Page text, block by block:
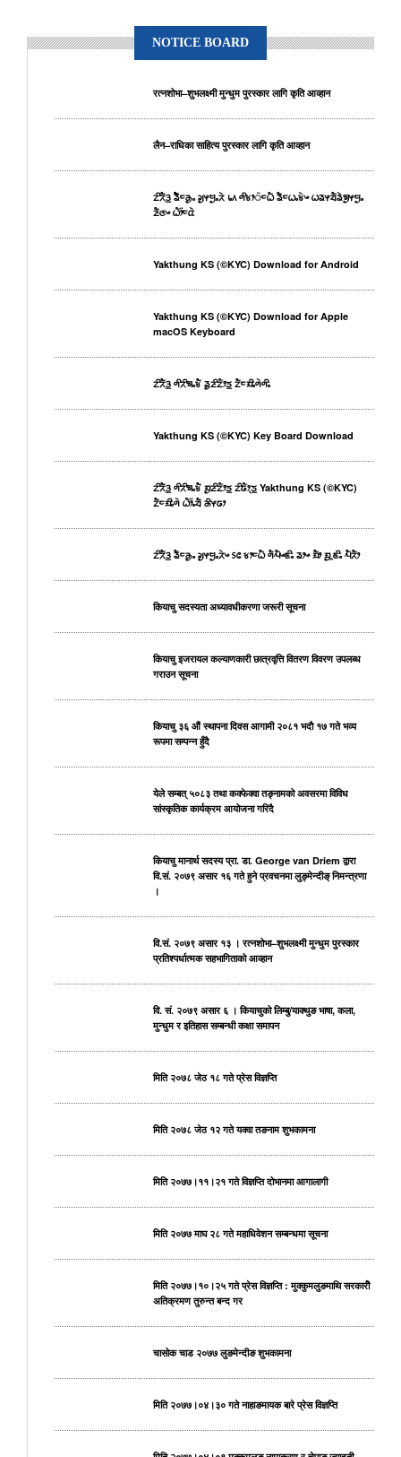
NOTICE BOARD
रत्नशोभा–शुभलक्ष्मी मुन्धुम पुरस्कार लागि कृति आव्हान
लैन–राधिका साहित्य पुरस्कार लागि कृति आव्हान
ᤁᤡᤖᤠᤋ᤻ ᤕᤠᤠᤰᤌᤢᤱ ᤆᤢᤶᤗᤢᤱᤖᤧ ᥇᥈ ᤛᤡᤃᤣ᤺ᤰᤐᤠ ᤕᤠᤰᤐᤱᤃᤧᤴ ᤐᤕᤶᤔᤠᤕᤧᤈᤢᤶᤗᤢᤱ
ᤏᤠᤜᤴ ᤐᤥ᤺ᤰᤂᤧ
Yakthung KS (©KYC) Download for Android
Yakthung KS (©KYC) Download for Apple
macOS Keyboard
ᤁᤡᤖᤠᤋ᤻ ᤛᤡᤖᤡᤈᤱᤃᤠ ᤕᤢᤏᤡᤁᤥᤍ᤻ ᤁᤠᤰᤀᤡᤱᤛᤧᤛᤡᤱ
Yakthung KS (©KYC) Key Board Download
ᤁᤡᤖᤠᤋ᤻ ᤛᤡᤖᤡᤈᤱᤃᤠ ᤀᤢᤏᤡᤁᤥᤍ᤻ ᤁᤡᤒᤥᤷᤍ᤻ Yakthung KS (©KYC)
ᤁᤠᤰᤀᤡᤱᤛᤧ ᤐᤥ᤺ᤱᤔᤠ ᤌᤡᤶᤒᤣ
ᤁᤡᤖᤠᤋ᤻ ᤕᤠᤰᤌᤢᤱ ᤆᤢᤶᤗᤢᤱᤖᤧᤴ ᥉᥋ ᤃᤣᤰᤐᤠ ᤛᤠᤘᤠᤴᤇᤡᤱ ᤕᤣᤴ ᤀᤠᤣ ᤀᤢᤳᤇᤡᤱ ᤘᤠᤖᤠᤣ
कियाचु सदस्यता अध्यावधीकरणा जरूरी सूचना
कियाचु इजरायल कल्याणकारी छात्रवृत्ति वितरण विवरण उपलब्ध
गराउन सूचना
कियाचु ३६ औं स्थापना दिवस आगामी २०८१ भदाै १७ गते भव्य
रूपमा सम्पन्न हुँदै
येले सम्बत् ५०८३ तथा कक्फेक्वा तङ्नामको अवसरमा विविध
सांस्कृतिक कार्यक्रम आयोजना गरिदै
कियाचु मानार्थ सदस्य प्रा. डा. George van Driem द्वारा
वि.सं. २०७९ असार १६ गते हुने प्रवचनमा लुङ्मेन्दीङ् निमन्त्रणा
।
वि.सं. २०७९ असार १३ । रत्नशोभा–शुभलक्ष्मी मुन्धुम पुरस्कार
प्रतिश्पर्धात्मक सहभागिताको आव्हान
वि. सं. २०७९ असार ६ । कियाचुको लिम्बु/याक्थुङ भाषा, कला,
मुन्धुम र इतिहास सम्बन्धी कक्षा समापन
मिति २०७८ जेठ १८ गते प्रेस विज्ञप्ति
मिति २०७८ जेठ १२ गते यक्वा तङनाम शुभकामना
मिति २०७७।११।२१ गते विज्ञप्ति दोभानमा आगालागी
मिति २०७७ माघ २८ गते महाधिवेशन सम्बन्धमा सूचना
मिति २०७७।१०।२५ गते प्रेस विज्ञप्ति : मुक्कुमलुङमाथि सरकारीे
अतिक्रमण तुरुन्त बन्द गर
चासोक चाड २०७७ लुङमेन्दीङ शुभकामना
मिति २०७७।०४।३० गते नाहाङमायक बारे प्रेस विज्ञप्ति